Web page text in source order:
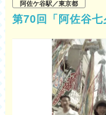
阿佐ケ谷駅／東京都
第70回「阿佐谷七